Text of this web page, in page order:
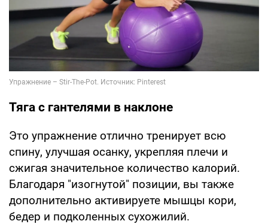
Тяга с гантелями в наклоне
Это упражнение отлично тренирует всю
спину, улучшая осанку, укрепляя плечи и
сжигая значительное количество калорий.
Благодаря "изогнутой" позиции, вы также
дополнительно активируете мышцы кори,
бедер и подколенных сухожилий.